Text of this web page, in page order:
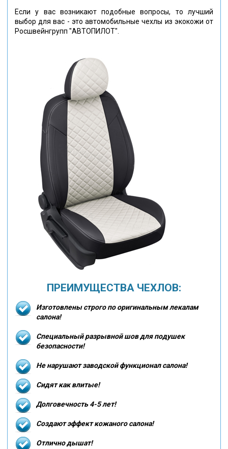
Если у вас возникают подобные вопросы, то лучший
выбор для вас - это автомобильные чехлы из экокожи от
Росшвейнгрупп "АВТОПИЛОТ".
ПРЕИМУЩЕСТВА ЧЕХЛОВ:
Изготовлены строго по оригинальным лекалам
салона!
Специальный разрывной шов для подушек
безопасности!
Не нарушают заводской функционал салона!
Сидят как влитые!
Долговечность 4-5 лет!
Создают эффект кожаного салона!
Отлично дышат!